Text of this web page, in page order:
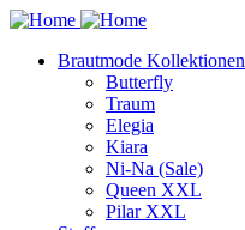
Brautmode Kollektionen
Butterfly
Traum
Elegia
Kiara
Ni-Na (Sale)
Queen XXL
Pilar XXL